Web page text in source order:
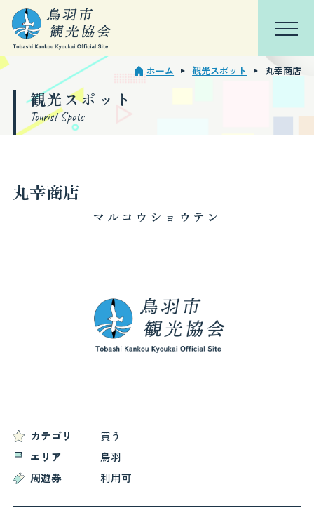
TOP
鳥羽を知る
観光スポット
宿泊観光周遊券
お役立ち情報
お問い合わせ
フォトギャラリー
会員一覧
観光スポット
Tourist Spots
ホーム 観光スポット 丸幸商店
丸幸商店
マルコウショウテン
カテゴリ
買う
エリア
鳥羽
周遊券
利用可